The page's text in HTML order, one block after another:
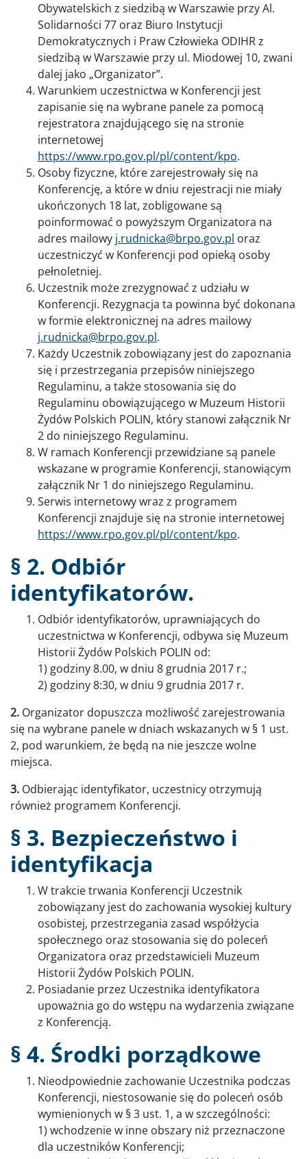
Obywatelskich z siedzibą w Warszawie przy Al.
Solidarności 77 oraz Biuro Instytucji
Demokratycznych i Praw Człowieka ODIHR z
siedzibą w Warszawie przy ul. Miodowej 10, zwani
dalej jako „Organizator”.
Warunkiem uczestnictwa w Konferencji jest
zapisanie się na wybrane panele za pomocą
rejestratora znajdującego się na stronie
internetowej
https://www.rpo.gov.pl/pl/content/kpo.
Osoby fizyczne, które zarejestrowały się na
Konferencję, a które w dniu rejestracji nie miały
ukończonych 18 lat, zobligowane są
poinformować o powyższym Organizatora na
adres mailowy j.rudnicka@brpo.gov.pl oraz
uczestniczyć w Konferencji pod opieką osoby
pełnoletniej.
Uczestnik może zrezygnować z udziału w
Konferencji. Rezygnacja ta powinna być dokonana
w formie elektronicznej na adres mailowy
j.rudnicka@brpo.gov.pl.
Każdy Uczestnik zobowiązany jest do zapoznania
się i przestrzegania przepisów niniejszego
Regulaminu, a także stosowania się do
Regulaminu obowiązującego w Muzeum Historii
Żydów Polskich POLIN, który stanowi załącznik Nr
2 do niniejszego Regulaminu.
W ramach Konferencji przewidziane są panele
wskazane w programie Konferencji, stanowiącym
załącznik Nr 1 do niniejszego Regulaminu.
Serwis internetowy wraz z programem
Konferencji znajduje się na stronie internetowej
https://www.rpo.gov.pl/pl/content/kpo.
§ 2. Odbiór
identyfikatorów.
Odbiór identyfikatorów, uprawniających do
uczestnictwa w Konferencji, odbywa się Muzeum
Historii Żydów Polskich POLIN od:
1) godziny 8.00, w dniu 8 grudnia 2017 r.;
2) godziny 8:30, w dniu 9 grudnia 2017 r.
2. Organizator dopuszcza możliwość zarejestrowania
się na wybrane panele w dniach wskazanych w § 1 ust.
2, pod warunkiem, że będą na nie jeszcze wolne
miejsca.
3. Odbierając identyfikator, uczestnicy otrzymują
również programem Konferencji.
§ 3. Bezpieczeństwo i
identyfikacja
W trakcie trwania Konferencji Uczestnik
zobowiązany jest do zachowania wysokiej kultury
osobistej, przestrzegania zasad współżycia
społecznego oraz stosowania się do poleceń
Organizatora oraz przedstawicieli Muzeum
Historii Żydów Polskich POLIN.
Posiadanie przez Uczestnika identyfikatora
upoważnia go do wstępu na wydarzenia związane
z Konferencją.
§ 4. Środki porządkowe
Nieodpowiednie zachowanie Uczestnika podczas
Konferencji, niestosowanie się do poleceń osób
wymienionych w § 3 ust. 1, a w szczególności:
1) wchodzenie w inne obszary niż przeznaczone
dla uczestników Konferencji;